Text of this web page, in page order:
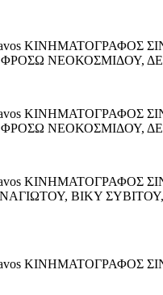
Sklavos
ΝΕΟΚΟΣΜΙΔΟΥ,
Sklavos
ΝΕΟΚΟΣΜΙΔΟΥ,
ΒΙΚΥ
Sklavos